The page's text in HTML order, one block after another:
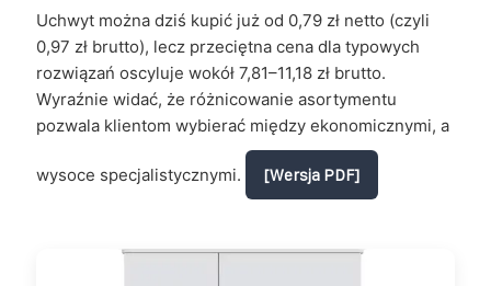
Uchwyt można dziś kupić już od 0,79 zł netto (czyli
0,97 zł brutto), lecz przeciętna cena dla typowych
rozwiązań oscyluje wokół 7,81–11,18 zł brutto.
Wyraźnie widać, że różnicowanie asortymentu
pozwala klientom wybierać między ekonomicznymi, a
wysoce specjalistycznymi. [Wersja PDF]